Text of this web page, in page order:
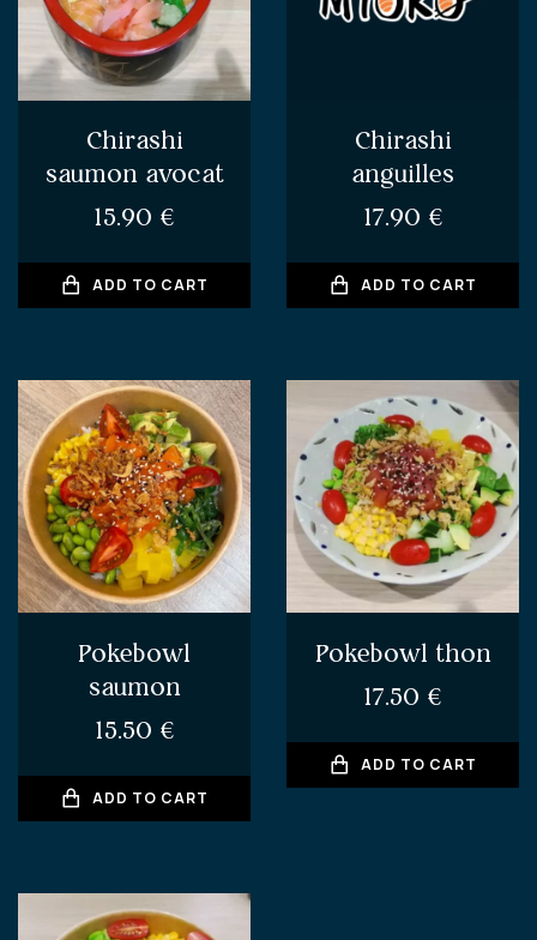
Chirashi
saumon avocat
15.90 €
ADD TO CART
Chirashi
anguilles
17.90 €
ADD TO CART
Pokebowl
saumon
15.50 €
ADD TO CART
Pokebowl thon
17.50 €
ADD TO CART